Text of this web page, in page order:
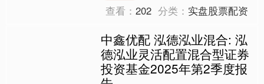
查看：202 分类： 实盘股票配资
中鑫优配 泓德泓业混合: 泓
德泓业灵活配置混合型证券
投资基金2025年第2季度报